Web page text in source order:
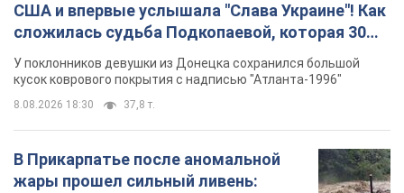
США и впервые услышала "Слава Украине"! Как
сложилась судьба Подкопаевой, которая 30
лет назад завоевала "золото" Олимпиады
У поклонников девушки из Донецка сохранился большой
кусок коврового покрытия с надписью "Атланта-1996"
8.08.2026 18:30 37,8 т.
В Прикарпатье после аномальной
жары прошел сильный ливень: